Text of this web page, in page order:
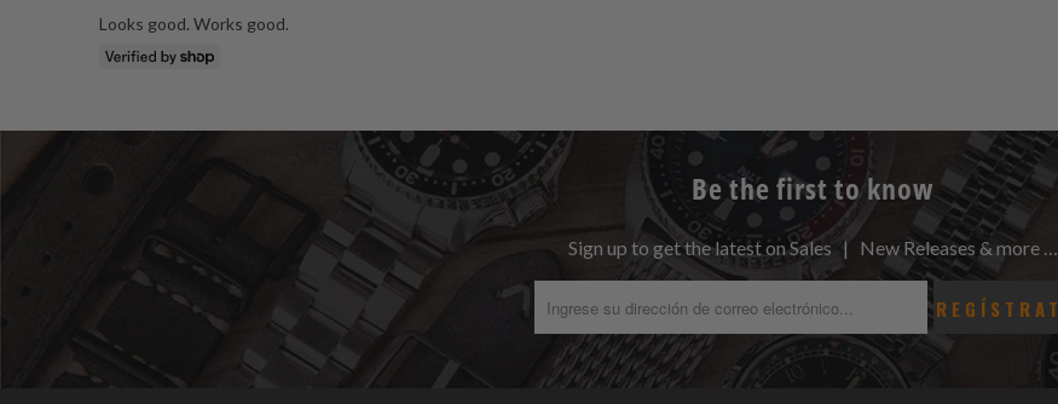
Looks good. Works good.
Be the first to know
Sign up to get the latest on Sales | New Releases & more …